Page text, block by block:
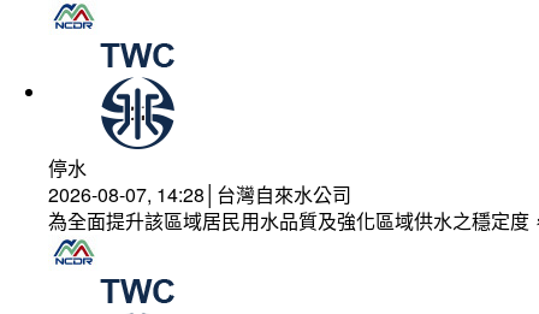
停水
2026-08-07, 14:28│台灣自來水公司
為全面提升該區域居民用水品質及強化區域供水之穩定